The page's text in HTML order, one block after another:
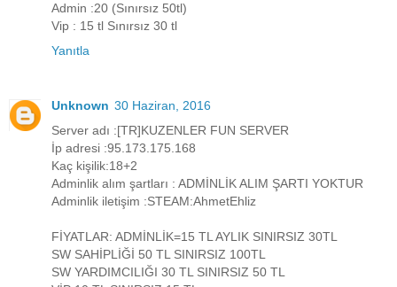
Admin :20 (Sınırsız 50tl)
Vip : 15 tl Sınırsız 30 tl
Yanıtla
Unknown 30 Haziran, 2016
Server adı :[TR]KUZENLER FUN SERVER
İp adresi :95.173.175.168
Kaç kişilik:18+2
Adminlik alım şartları : ADMİNLİK ALIM ŞARTI YOKTUR
Adminlik iletişim :STEAM:AhmetEhliz
FİYATLAR: ADMİNLİK=15 TL AYLIK SINIRSIZ 30TL
SW SAHİPLİĞİ 50 TL SINIRSIZ 100TL
SW YARDIMCILIĞI 30 TL SINIRSIZ 50 TL